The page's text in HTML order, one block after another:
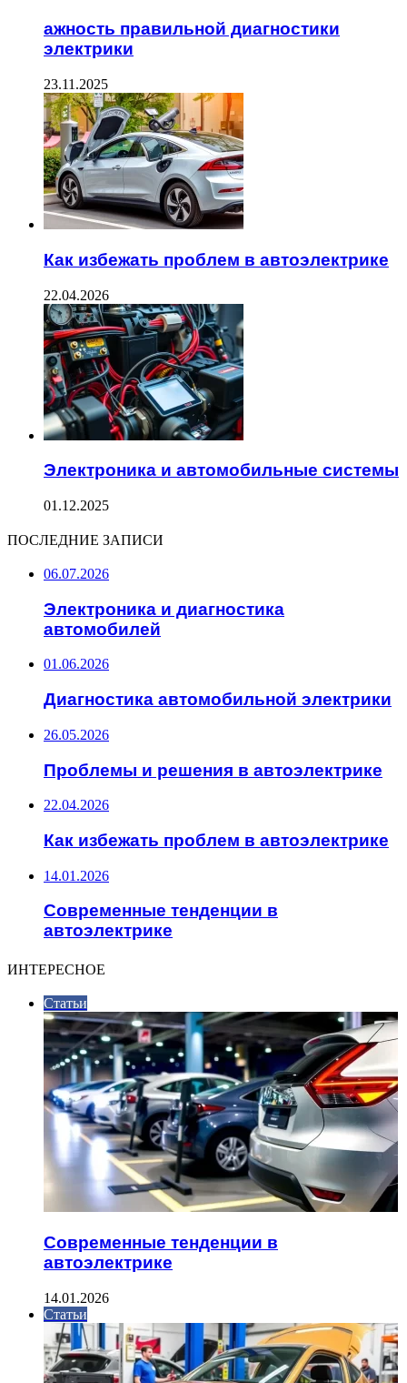
ажность правильной диагностики
электрики
23.11.2025
Как избежать проблем в автоэлектрике
22.04.2026
Электроника и автомобильные системы
01.12.2025
ПОСЛЕДНИЕ ЗАПИСИ
06.07.2026
Электроника и диагностика
автомобилей
01.06.2026
Диагностика автомобильной электрики
26.05.2026
Проблемы и решения в автоэлектрике
22.04.2026
Как избежать проблем в автоэлектрике
14.01.2026
Современные тенденции в
автоэлектрике
ИНТЕРЕСНОЕ
Статьи
Современные тенденции в
автоэлектрике
14.01.2026
Статьи